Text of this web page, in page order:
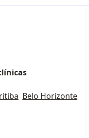
Belo Horizonte